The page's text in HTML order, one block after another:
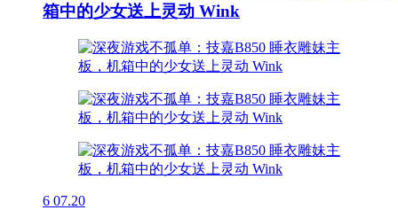
箱中的少女送上灵动 Wink
6 07.20